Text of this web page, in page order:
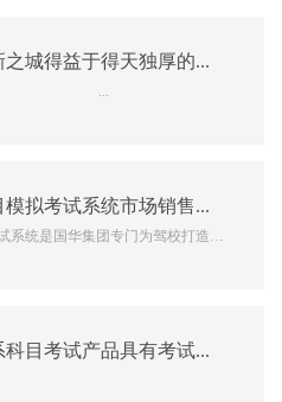
【国华新闻网】合肥创新之城得益于得天独厚的人文自然环境
风景区 ...
【国华新闻网】国华科目模拟考试系统市场销售火爆
统是国华集团专门为驾校打造的
【国华新闻网】国华全系科目考试产品具有考试过程再回放功能